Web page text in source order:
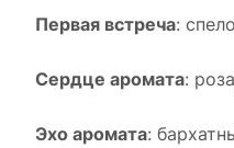
Первая встреча:
Сердце аромата:
Эхо аромата: